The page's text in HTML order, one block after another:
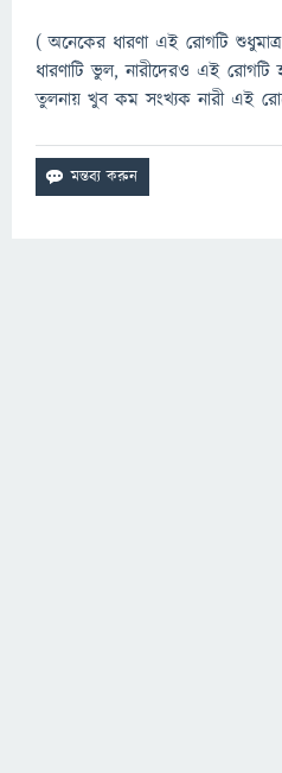
( অনেকের ধারণা এই রোগটি
ধারণাটি ভুল, নারীদেরও এই
তুলনায় খুব কম সংখ্যক নারী এই